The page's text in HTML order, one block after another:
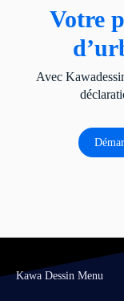
Votre
Avec
Kawa Dessin Menu